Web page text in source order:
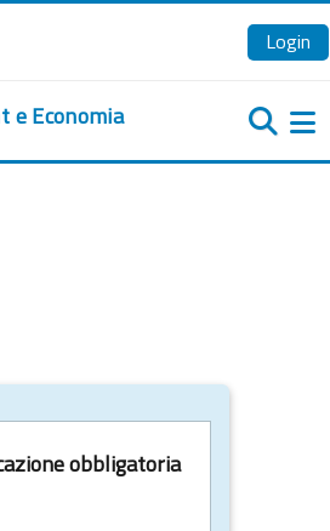
Login
e Economia
obbligatoria